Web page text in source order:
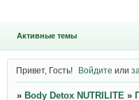
Активные темы
Привет, Гость! Войдите или
» Body Detox NUTRILITE »